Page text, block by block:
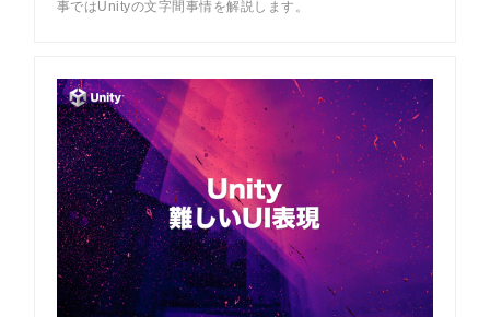
事ではUnityの文字間事情を解説します。